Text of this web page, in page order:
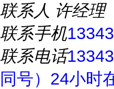
联系人 许经理
联系手机
联系电话
同号）24小时